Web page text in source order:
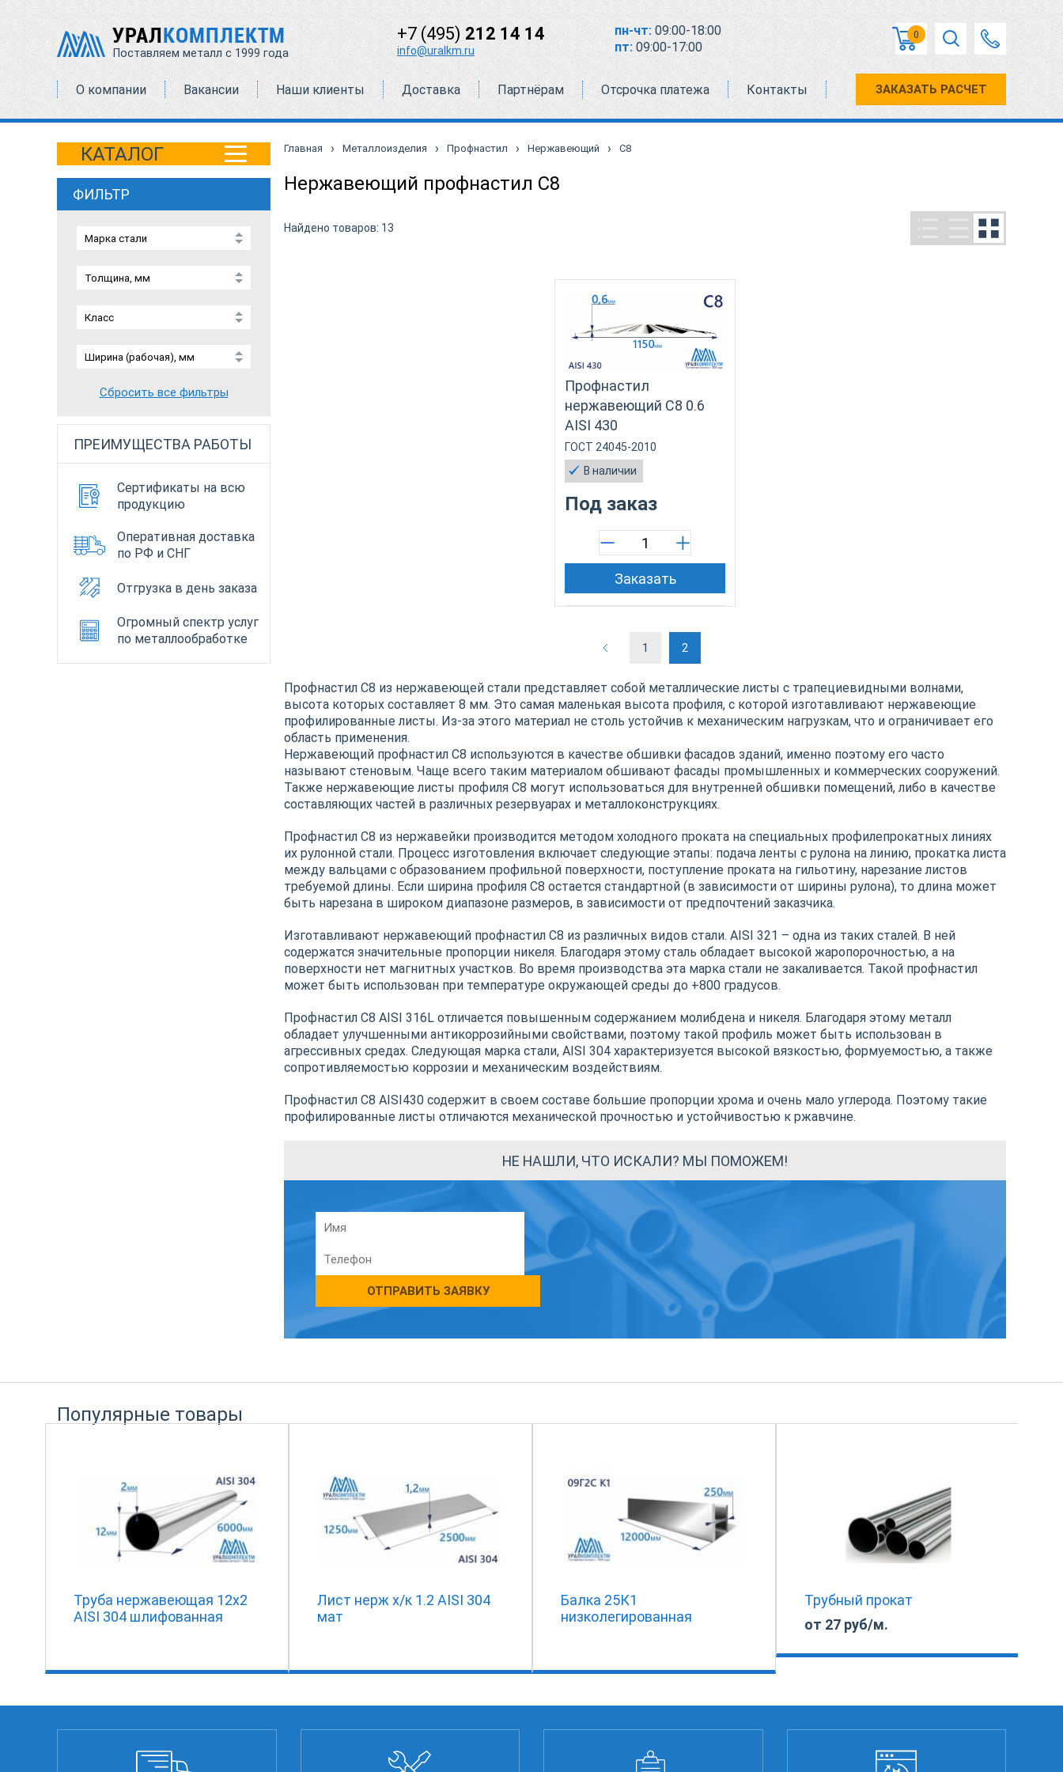
УРАЛКОМПЛЕКТМ
Поставляем металл с 1999 года
+7 (495) 212 14 14
info@uralkm.ru
пн-чт: 09:00-18:00
пт: 09:00-17:00
0
О компании Вакансии Наши клиенты Доставка Партнёрам Отсрочка платежа Контакты ЗАКАЗАТЬ РАСЧЕТ
КАТАЛОГ
ФИЛЬТР
Сбросить все фильтры
ПРЕИМУЩЕСТВА РАБОТЫ
Сертификаты на всю
продукцию
Оперативная доставка
по РФ и СНГ
Отгрузка в день заказа
Огромный спектр услуг
по металлообработке
Главная › Металлоизделия › Профнастил › Нержавеющий › С8
Нержавеющий профнастил С8
Найдено товаров: 13
Профнастил
нержавеющий С8 0.6
AISI 430
ГОСТ 24045-2010
В наличии
Под заказ
Заказать
1 2
Профнастил С8 из нержавеющей стали представляет собой металлические листы с трапециевидными волнами,
высота которых составляет 8 мм. Это самая маленькая высота профиля, с которой изготавливают нержавеющие
профилированные листы. Из-за этого материал не столь устойчив к механическим нагрузкам, что и ограничивает его
область применения.
Нержавеющий профнастил С8 используются в качестве обшивки фасадов зданий, именно поэтому его часто
называют стеновым. Чаще всего таким материалом обшивают фасады промышленных и коммерческих сооружений.
Также нержавеющие листы профиля С8 могут использоваться для внутренней обшивки помещений, либо в качестве
составляющих частей в различных резервуарах и металлоконструкциях.
Профнастил С8 из нержавейки производится методом холодного проката на специальных профилепрокатных линиях
их рулонной стали. Процесс изготовления включает следующие этапы: подача ленты с рулона на линию, прокатка листа
между вальцами с образованием профильной поверхности, поступление проката на гильотину, нарезание листов
требуемой длины. Если ширина профиля С8 остается стандартной (в зависимости от ширины рулона), то длина может
быть нарезана в широком диапазоне размеров, в зависимости от предпочтений заказчика.
Изготавливают нержавеющий профнастил С8 из различных видов стали. AISI 321 – одна из таких сталей. В ней
содержатся значительные пропорции никеля. Благодаря этому сталь обладает высокой жаропорочностью, а на
поверхности нет магнитных участков. Во время производства эта марка стали не закаливается. Такой профнастил
может быть использован при температуре окружающей среды до +800 градусов.
Профнастил С8 AISI 316L отличается повышенным содержанием молибдена и никеля. Благодаря этому металл
обладает улучшенными антикоррозийными свойствами, поэтому такой профиль может быть использован в
агрессивных средах. Следующая марка стали, AISI 304 характеризуется высокой вязкостью, формуемостью, а также
сопротивляемостью коррозии и механическим воздействиям.
Профнастил C8 AISI430 содержит в своем составе большие пропорции хрома и очень мало углерода. Поэтому такие
профилированные листы отличаются механической прочностью и устойчивостью к ржавчине.
НЕ НАШЛИ, ЧТО ИСКАЛИ? МЫ ПОМОЖЕМ!
ОТПРАВИТЬ ЗАЯВКУ
Популярные товары
Труба нержавеющая 12х2
AISI 304 шлифованная
Лист нерж х/к 1.2 AISI 304
мат
Балка 25К1
низколегированная
Трубный прокат
от 27 руб/м.